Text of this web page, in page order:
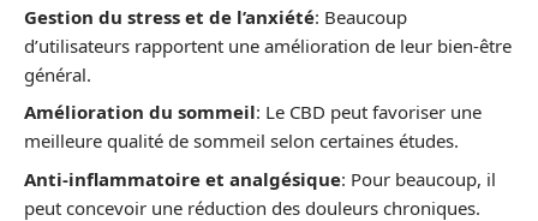
Gestion du stress et de l’anxiété: Beaucoup
d’utilisateurs rapportent une amélioration de leur bien-être
général.
Amélioration du sommeil: Le CBD peut favoriser une
meilleure qualité de sommeil selon certaines études.
Anti-inflammatoire et analgésique: Pour beaucoup, il
peut concevoir une réduction des douleurs chroniques.